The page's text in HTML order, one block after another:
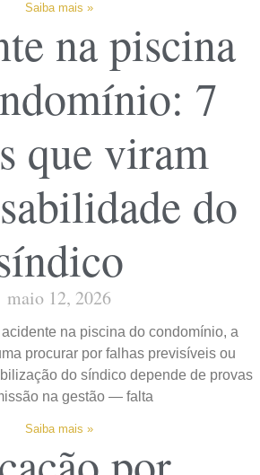
Saiba mais »
na piscina
7
que viram
do
maio 12, 2026
na piscina do condomínio, a
procurar por falhas previsíveis ou
do síndico depende de provas
na gestão — falta
Saiba mais »